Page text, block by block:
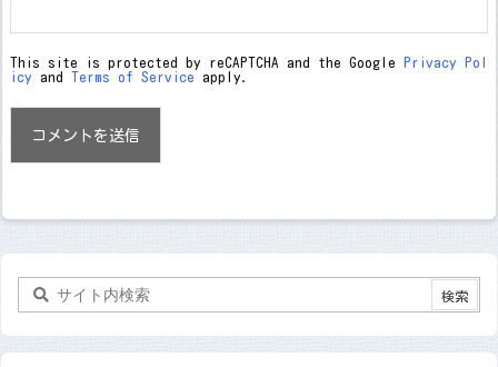
This site is protected by reCAPTCHA and the Google
Privacy Pol
icy and Terms of Service apply.